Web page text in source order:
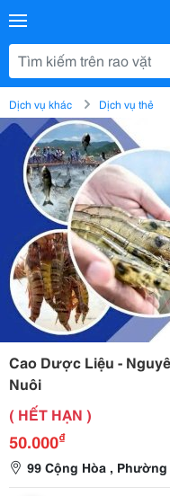
Dịch vụ khác Dịch vụ thẻ
Cao Dược Liệu -
Nuôi
( HẾT HẠN )
50.000₫
99 Cộng Hòa ,